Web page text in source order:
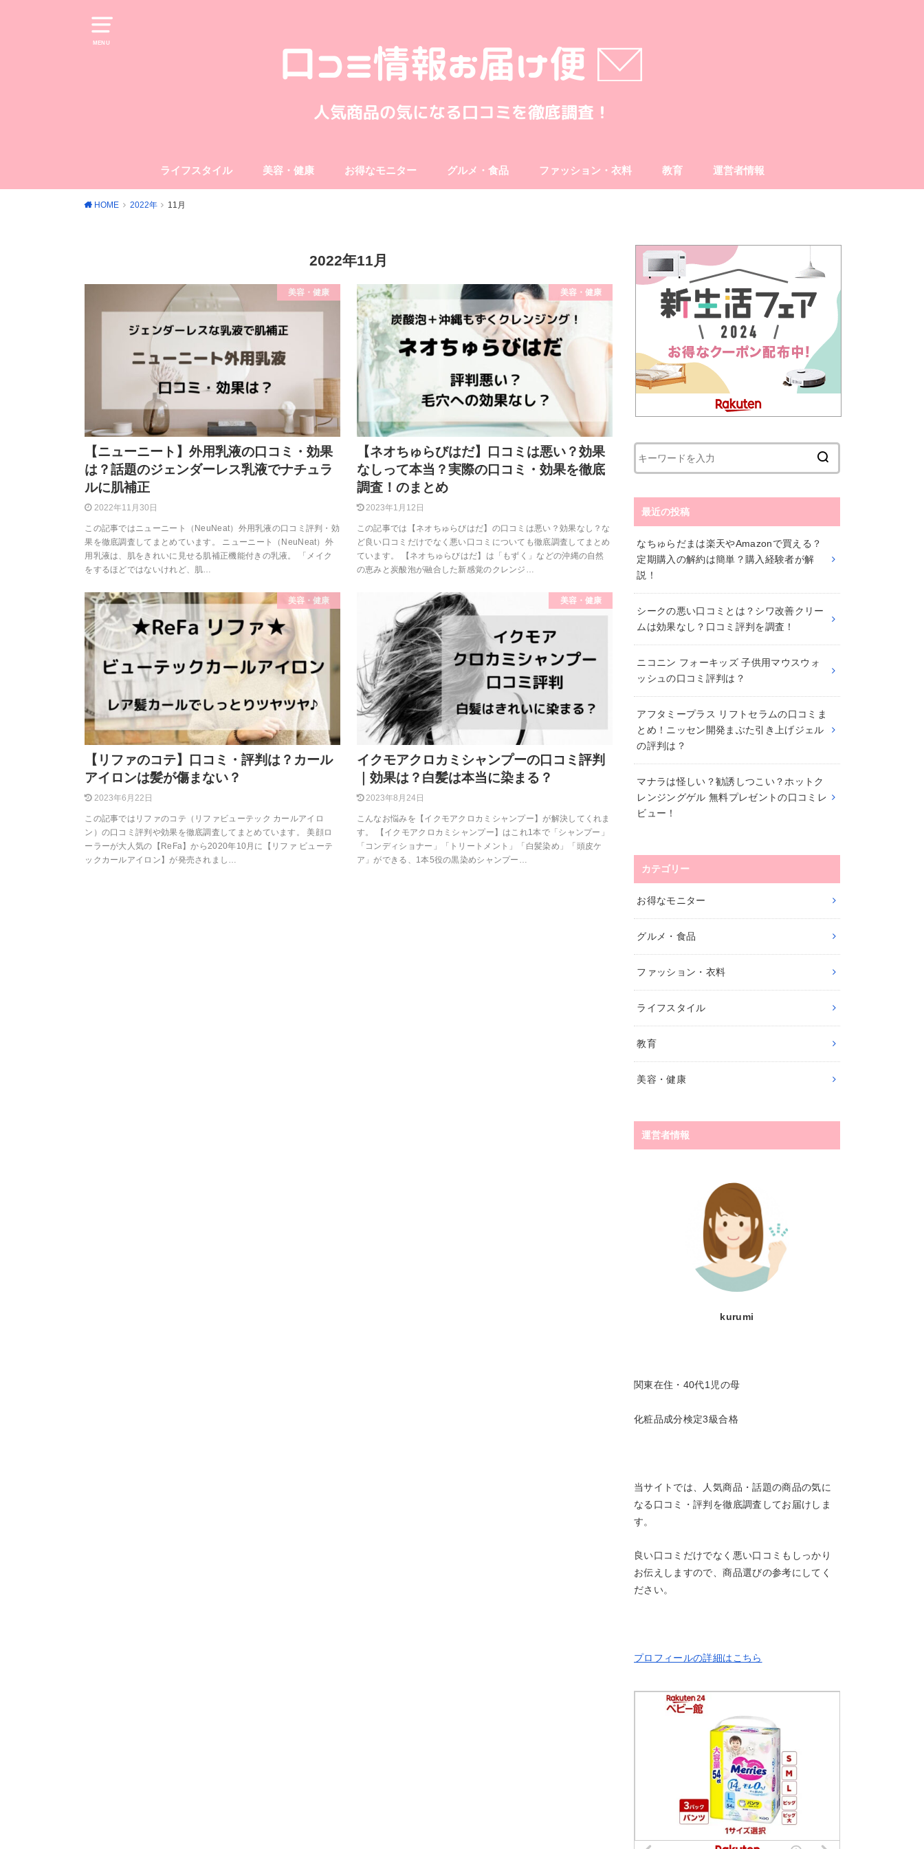
MENU
ライフスタイル 美容・健康 お得なモニター グルメ・食品 ファッション・衣料 教育 運営者情報
HOME 2022年 11月
2022年11月
美容・健康
【ニューニート】外用乳液の口コミ・効果
は？話題のジェンダーレス乳液でナチュラ
ルに肌補正
2022年11月30日
この記事ではニューニート（NeuNeat）外用乳液の口コミ評判・効
果を徹底調査してまとめています。 ニューニート（NeuNeat）外
用乳液は、肌をきれいに見せる肌補正機能付きの乳液。 「メイク
をするほどではないけれど、肌…
美容・健康
【ネオちゅらびはだ】口コミは悪い？効果
なしって本当？実際の口コミ・効果を徹底
調査！のまとめ
2023年1月12日
この記事では【ネオちゅらびはだ】の口コミは悪い？効果なし？な
ど良い口コミだけでなく悪い口コミについても徹底調査してまとめ
ています。 【ネオちゅらびはだ】は「もずく」などの沖縄の自然
の恵みと炭酸泡が融合した新感覚のクレンジ…
美容・健康
【リファのコテ】口コミ・評判は？カール
アイロンは髪が傷まない？
2023年6月22日
この記事ではリファのコテ（リファビューテック カールアイロ
ン）の口コミ評判や効果を徹底調査してまとめています。 美顔ロ
ーラーが大人気の【ReFa】から2020年10月に【リファ ビューテ
ックカールアイロン】が発売されまし…
美容・健康
イクモアクロカミシャンプーの口コミ評判
｜効果は？白髪は本当に染まる？
2023年8月24日
こんなお悩みを【イクモアクロカミシャンプー】が解決してくれま
す。 【イクモアクロカミシャンプー】はこれ1本で「シャンプー」
「コンディショナー」「トリートメント」「白髪染め」「頭皮ケ
ア」ができる、1本5役の黒染めシャンプー…
最近の投稿
なちゅらだまは楽天やAmazonで買える？
定期購入の解約は簡単？購入経験者が解
説！
シークの悪い口コミとは？シワ改善クリー
ムは効果なし？口コミ評判を調査！
ニコニン フォーキッズ 子供用マウスウォ
ッシュの口コミ評判は？
アフタミープラス リフトセラムの口コミま
とめ！ニッセン開発まぶた引き上げジェル
の評判は？
マナラは怪しい？勧誘しつこい？ホットク
レンジングゲル 無料プレゼントの口コミレ
ビュー！
カテゴリー
お得なモニター
グルメ・食品
ファッション・衣料
ライフスタイル
教育
美容・健康
運営者情報
kurumi
関東在住・40代1児の母
化粧品成分検定3級合格
当サイトでは、人気商品・話題の商品の気に
なる口コミ・評判を徹底調査してお届けしま
す。
良い口コミだけでなく悪い口コミもしっかり
お伝えしますので、商品選びの参考にしてく
ださい。
プロフィールの詳細はこちら